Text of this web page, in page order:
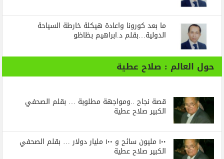
ما بعد كورونا واعادة هيكلة خارطة السياحة
الدولية…بقلم د.ابراهيم بظاظو
حول العالم : صلاح عطية
قصة نجاح ..ومواجهة مطلوبة … بقلم الصحفي
الكبير صلاح عطية
١٠٠ مليون سائح و ١٠٠ مليار دولار … بقلم الصحفي
الكبير صلاح عطية